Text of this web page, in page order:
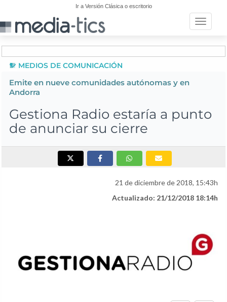
Ir a Versión Clásica o escritorio
Toggle
MEDIOS DE COMUNICACIÓN
Emite en nueve comunidades autónomas y en
Andorra
Gestiona Radio estaría a punto
de anunciar su cierre
21 de diciembre de 2018, 15:43h
Actualizado: 21/12/2018 18:14h